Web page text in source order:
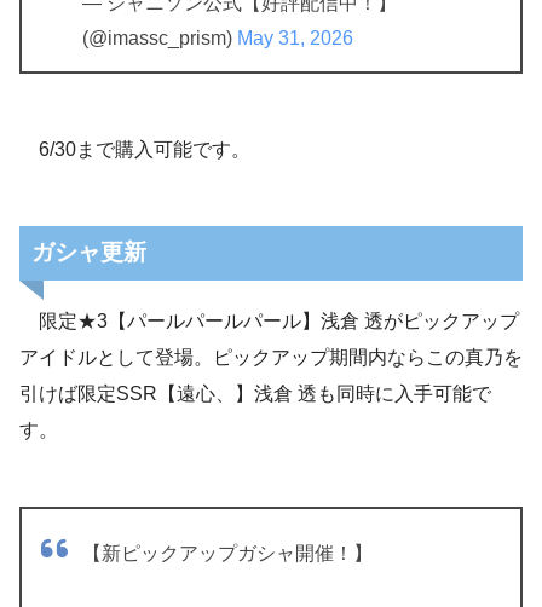
(@imassc_prism) May 31, 2026
6/30まで購入可能です。
ガシャ更新
限定★3【パールパールパール】浅倉 透がピックアップ
アイドルとして登場。ピックアップ期間内ならこの真乃を
引けば限定SSR【遠心、】浅倉 透も同時に入手可能で
す。
【新ピックアップガシャ開催！】